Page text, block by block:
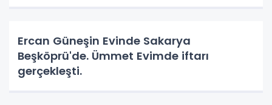
Ercan Güneşin Evinde Sakarya
Beşköprü'de. Ümmet Evimde iftarı
gerçekleşti.